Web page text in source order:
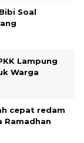
Soal
Lampung
Warga
cepat redam
Ramadhan